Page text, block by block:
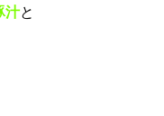
汁と